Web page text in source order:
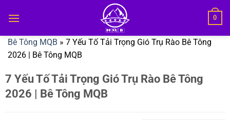
qua
dung
0
Bê Tông MQB » 7 Yếu Tố Tải Trọng Gió Trụ Rào Bê Tông
2026 | Bê Tông MQB
7 Yếu Tố Tải Trọng Gió Trụ Rào Bê Tông
2026 | Bê Tông MQB